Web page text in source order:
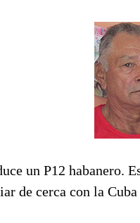
un P12 habanero.
de cerca con la